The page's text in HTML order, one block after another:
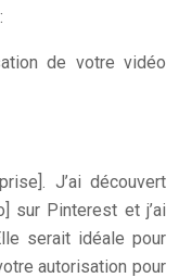
de votre vidéo
J’ai découvert
sur Pinterest et j’ai
serait idéale pour
autorisation pour